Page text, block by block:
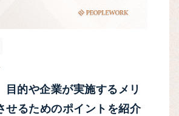
的や企業が実施するメリ
せるためのポイントを紹介